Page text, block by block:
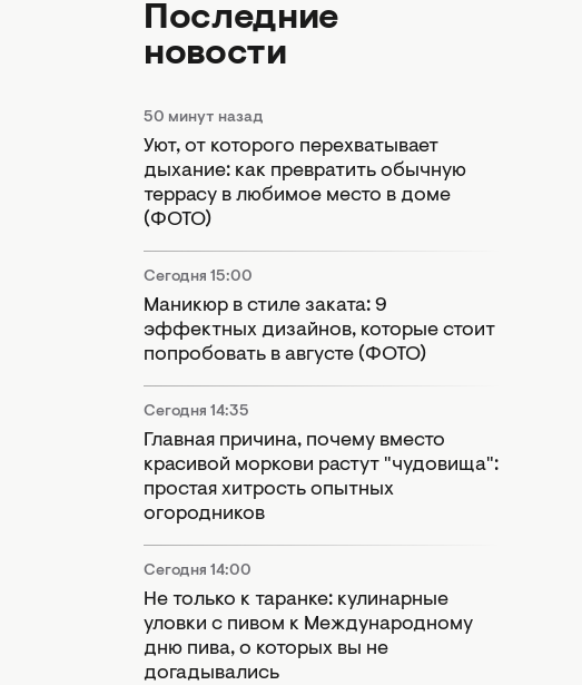
Последние
новости
50 минут назад
Уют, от которого перехватывает
дыхание: как превратить обычную
террасу в любимое место в доме
(ФОТО)
Сегодня 15:00
Маникюр в стиле заката: 9
эффектных дизайнов, которые стоит
попробовать в августе (ФОТО)
Сегодня 14:35
Главная причина, почему вместо
красивой моркови растут "чудовища":
простая хитрость опытных
огородников
Сегодня 14:00
Не только к таранке: кулинарные
уловки с пивом к Международному
дню пива, о которых вы не
догадывались